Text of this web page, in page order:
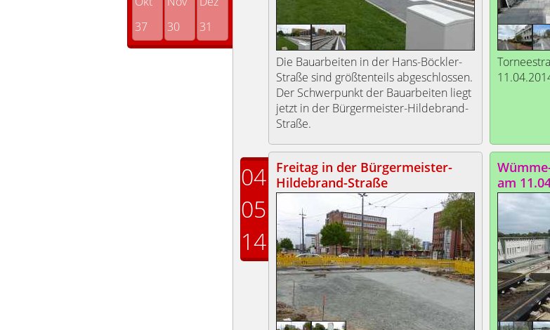
37
30 31
Die Bauarbeiten in der Hans-Böckler-
Straße sind größtenteils abgeschlossen.
Der Schwerpunkt der Bauarbeiten liegt
jetzt in der Bürgermeister-Hildebrand-
Straße.
04
05
14
Freitag in der Bürgermeister-
Hildebrand-Straße
am